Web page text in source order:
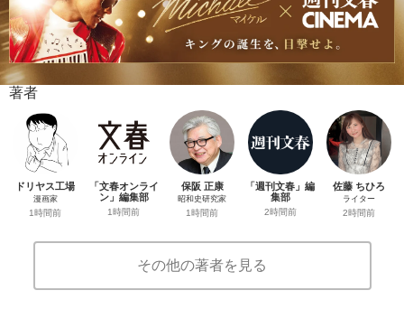
著者
ドリヤス工場
漫画家
1時間前
「文春オンライ
ン」編集部
1時間前
保阪 正康
昭和史研究家
1時間前
「週刊文春」編
集部
2時間前
佐藤 ちひろ
ライター
2時間前
その他の著者を見る